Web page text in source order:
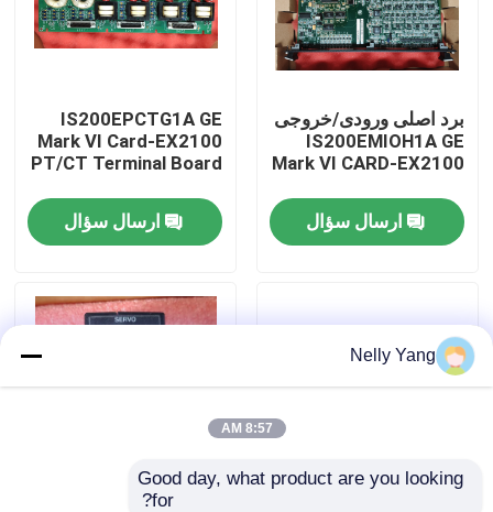
درباره ما
کنترل کیفیت
با ما تماس بگیرید
درخواست نقل قول
برد اصلی ورودی/خروجی
IS200EMIOH1A GE
Mark VI CARD-EX2100
ارسال سؤال
IS200EPCTG1A GE
Mark VI Card-EX2100
PT/CT Terminal Board
ارسال سؤال
ماژول کنترل سروو
Nelly Yang
8:57 AM
Good day, what product are you looking
for?